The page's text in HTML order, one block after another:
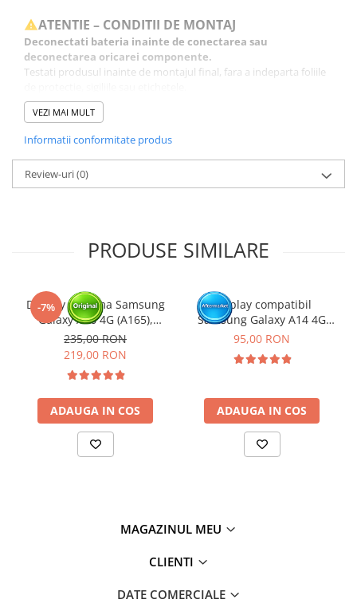
ATENTIE – CONDITII DE MONTAJ
Deconectati bateria inainte de conectarea sau
deconectarea oricarei componente.
Testati produsul inainte de montajul final, fara a indeparta foliile
Inlocuirea componentelor interne este un proces delicat si
necesita cunostinte si echipamente specifice domeniului
reparatiilor GSM.
Se recomanda montajul intr-un service specializat.
GARANTIE
VEZI MAI MULT
Informatii conformitate produs
Review-uri(0)
PRODUSE SIMILARE
-7%
Display cu rama Samsung
Galaxy A16 4G (A165),
Negru (Original Service
Pack)
235,00 RON
219,00 RON
ADAUGA IN COS
Display compatibil
Samsung Galaxy A14 4G
(A145P/ A145R) - cu Rama
95,00 RON
ADAUGA IN COS
MAGAZINUL MEU
CLIENTI
DATE COMERCIALE